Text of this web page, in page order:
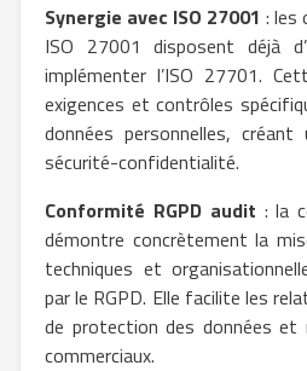
Synergie avec ISO 27001 : les
ISO 27001 disposent déjà
implémenter l’ISO 27701.
exigences et contrôles
données personnelles, créant
sécurité-confidentialité.
Conformité RGPD audit : la
démontre concrètement la
techniques et
par le RGPD. Elle facilite les
de protection des données et
commerciaux.